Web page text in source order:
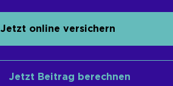
Jetzt online versichern
Jetzt Beitrag berechnen